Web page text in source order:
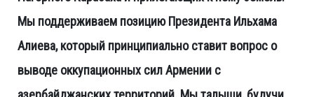
Мы поддерживаем позицию Президента Ильхама
Алиева, который принципиально ставит вопрос о
выводе оккупационных сил Армении с